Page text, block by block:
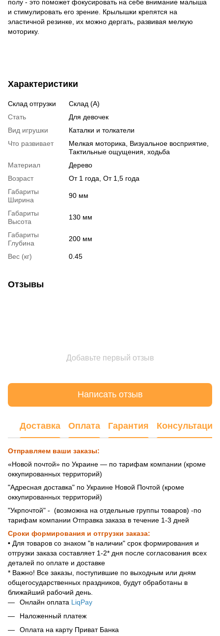
полу - это поможет фокусировать на себе внимание малыша
и стимулировать его зрение. Крылышки крепятся на
эластичной резинке, их можно дергать, развивая мелкую
моторику.
Характеристики
Склад отгрузки
Склад (А)
Стать
Для девочек
Вид игрушки
Каталки и толкатели
Что развивает
Мелкая моторика, Визуальное восприятие,
Тактильные ощущения, ходьба
Материал
Дерево
Возраст
От 1 года, От 1,5 года
Габариты
Ширина
90 мм
Габариты
Высота
130 мм
Габариты
Глубина
200 мм
Вес (кг) 0.45
Отзывы
Добавьте первый отзыв
Написать отзыв
Доставка Оплата Гарантия Консультация
Отправляем ваши заказы:
«Новой почтой» по Украине — по тарифам компании (кроме
оккупированных территорий)
"Адресная доставка" по Украине Новой Почтой (кроме
оккупированных территорий)
"Укрпочтой" - (возможна на отдельные группы товаров) -по
тарифам компании Отправка заказа в течение 1-3 дней
Сроки формирования и отгрузки заказа:
• Для товаров со знаком "в наличии" срок формирования и
отгрузки заказа составляет 1-2* дня после согласования всех
деталей по оплате и доставке
* Важно! Все заказы, поступившие по выходным или дням
общегосударственных праздников, будут обработаны в
ближайший рабочий день.
Онлайн оплата LiqPay
Наложенный платеж
Оплата на карту Приват Банка